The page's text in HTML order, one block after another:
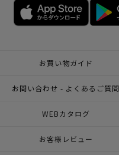
お買い物ガイド
お問い合わせ - よくあるご質問
WEBカタログ
お客様レビュー